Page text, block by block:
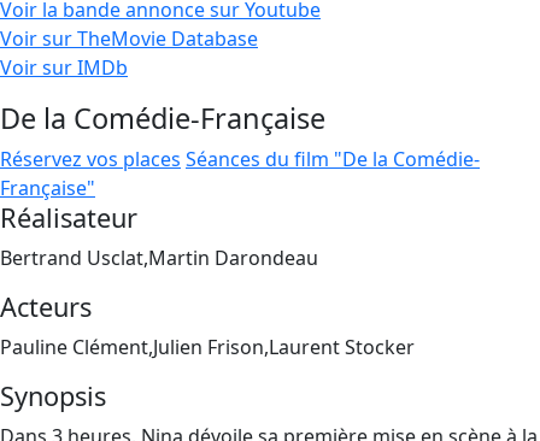
Voir la bande annonce sur Youtube
Voir sur TheMovie Database
Voir sur IMDb
De la Comédie-Française
Réservez vos places Séances du film "De la Comédie-
Française"
Réalisateur
Bertrand Usclat,Martin Darondeau
Acteurs
Pauline Clément,Julien Frison,Laurent Stocker
Synopsis